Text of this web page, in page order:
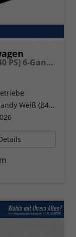
Kasten 30 L3H2 2.0 TDI 103kW (140 PS) 6-Gang-Schaltgetriebe
Weiß, Candy Weiß (B4B4)